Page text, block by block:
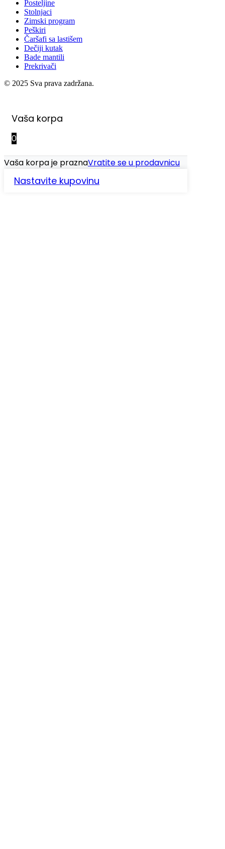
Posteljine
Stolnjaci
Zimski program
Peškiri
Čaršafi sa lastišem
Dečiji kutak
Bade mantili
Prekrivači
© 2025 Sva prava zadržana.
Vaša korpa
0
Vaša korpa je praznaVratite se u prodavnicu
Nastavite kupovinu